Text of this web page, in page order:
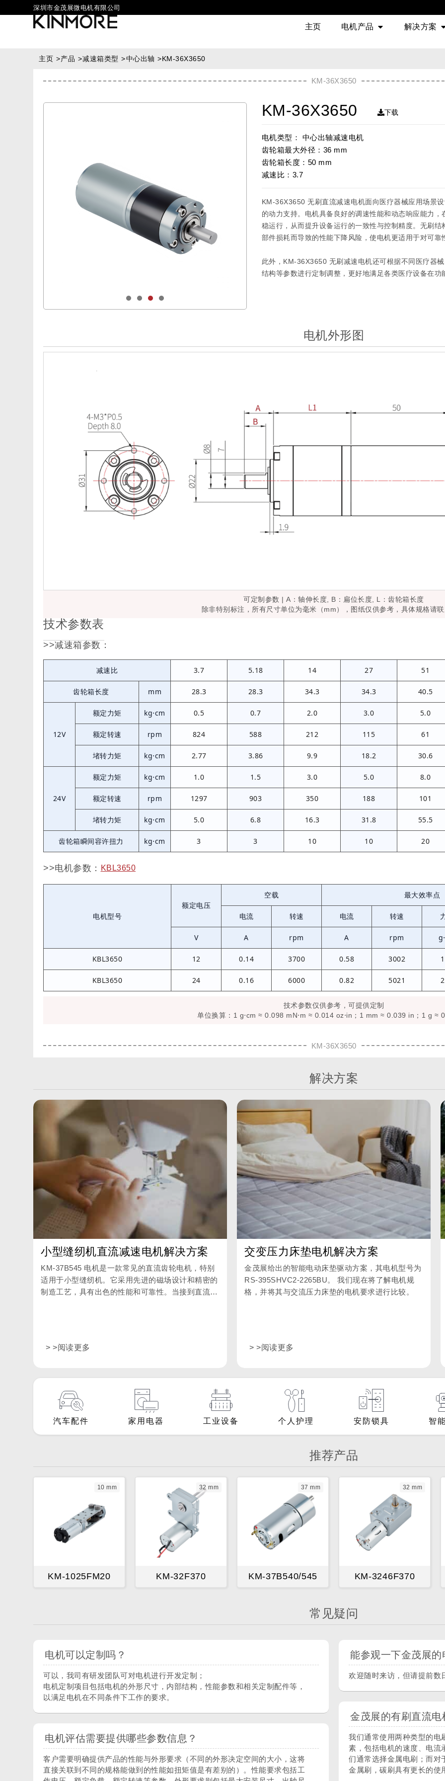
深圳市金茂展微电机有限公司
主页 电机产品 解决方案
主页 >产品 >减速箱类型 >中心出轴 >KM-36X3650
KM-36X3650
KM-36X3650 下载
电机类型： 中心出轴减速电机
齿轮箱最大外径：36 mm
齿轮箱长度：50 mm
减速比：3.7
KM-36X3650 无刷直流减速电机面向医疗器械应用场景
的动力支持。电机具备良好的调速性能和动态响应能力
稳运行，从而提升设备运行的一致性与控制精度。无刷
部件损耗而导致的性能下降风险，使电机更适用于对可
此外，KM-36X3650 无刷减速电机还可根据不同医疗器
结构等参数进行定制调整，更好地满足各类医疗设备在
电机外形图
可定制参数 | A：轴伸长度, B：扁位长度, L：齿轮箱长度
除非特别标注，所有尺寸单位为毫米（mm），图纸仅供参考，具体规格请
技术参数表
>>减速箱参数：
减速比 3.7 5.18 14 27 51
齿轮箱长度 mm 28.3 28.3 34.3 34.3 40.5
12V
额定力矩 kg⋅cm 0.5 0.7 2.0 3.0 5.0
额定转速 rpm 824 588 212 115 61
堵转力矩 kg⋅cm 2.77 3.86 9.9 18.2 30.6
24V
额定力矩 kg⋅cm 1.0 1.5 3.0 5.0 8.0
额定转速 rpm 1297 903 350 188 101
堵转力矩 kg⋅cm 5.0 6.8 16.3 31.8 55.5
齿轮箱瞬间容许扭力 kg⋅cm 3 3 10 10 20
>>电机参数： KBL3650
电机型号
额定电压
空载 最大效率点
电流 转速 电流 转速
V A rpm A rpm
KBL3650 12 0.14 3700 0.58 3002
KBL3650 24 0.16 6000 0.82 5021
技术参数仅供参考，可提供定制
单位换算：1 g⋅cm ≈ 0.098 mN⋅m ≈ 0.014 oz⋅in；1 mm ≈ 0.039 in；1 g ≈
KM-36X3650
解决方案
小型缝纫机直流减速电机解决方案
KM-37B545 电机是一款常见的直流齿轮电机，特别
适用于小型缝纫机。它采用先进的磁场设计和精密的
制造工艺，具有出色的性能和可靠性。当接到直流电
> >阅读更多
交变压力床垫电机解决方案
金茂展给出的智能电动床垫驱动方案，其电机型号为
RS-395SHVC2-2265BU。 我们现在将了解电机规
格，并将其与交流压力床垫的电机要求进行比较。
> >阅读更多
汽车配件 家用电器 工业设备 个人护理 安防锁具 智
推荐产品
10 mm
KM-1025FM20
32 mm
KM-32F370
37 mm
KM-37B540/545
32 mm
KM-3246F370
常见疑问
电机可以定制吗？
可以，我司有研发团队可对电机进行开发定制；
电机定制项目包括电机的外形尺寸，内部结构，性能参数和相关定制配件等，
以满足电机在不同条件下工作的要求。
能参观一下金茂展的
欢迎随时来访，但请提前数
金茂展的有刷直流
我们通常使用两种类型的电
素，包括电机的速度、电流
们通常选择金属电刷；而对
金属刷，碳刷具有更长的使
电机评估需要提供哪些参数信息？
客户需要明确提供产品的性能与外形要求（不同的外形决定空间的大小，这将
直接关联到不同的规格能做到的性能如扭矩值是有差别的）。性能要求包括工